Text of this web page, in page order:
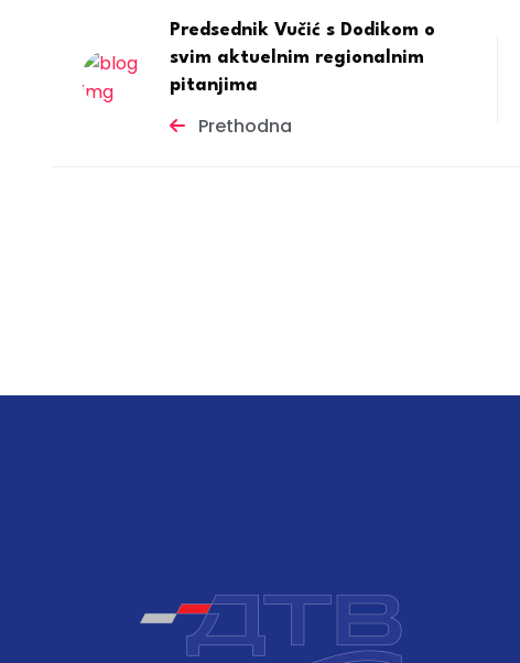
Predsednik Vučić s Dodikom o
svim aktuelnim regionalnim
pitanjima
Prethodna